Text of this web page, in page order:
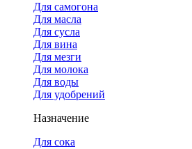
Для самогона
Для масла
Для сусла
Для вина
Для мезги
Для молока
Для воды
Для удобрений
Назначение
Для сока